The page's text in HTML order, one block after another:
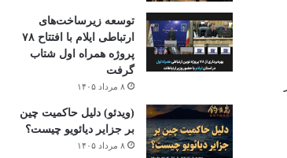
توسعه زیرساخت‌های
ارتباطی ایلام با افتتاح ۷۸
پروژه همراه اول شتاب
گرفت
۸ مرداد ۱۴۰۵
(ویدئو) دلیل حاکمیت چین
بر جزایر دیائویو چیست؟
۸ مرداد ۱۴۰۵